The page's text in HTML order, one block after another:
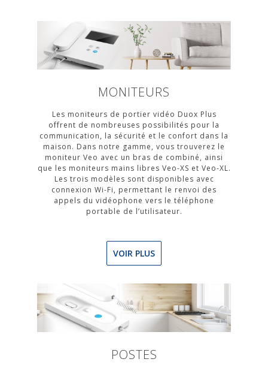
MONITEURS
Les moniteurs de portier vidéo Duox Plus
offrent de nombreuses possibilités pour la
communication, la sécurité et le confort dans la
maison. Dans notre gamme, vous trouverez le
moniteur Veo avec un bras de combiné, ainsi
que les moniteurs mains libres Veo-XS et Veo-XL.
Les trois modèles sont disponibles avec
connexion Wi-Fi, permettant le renvoi des
appels du vidéophone vers le téléphone
portable de l’utilisateur.
VOIR PLUS
POSTES